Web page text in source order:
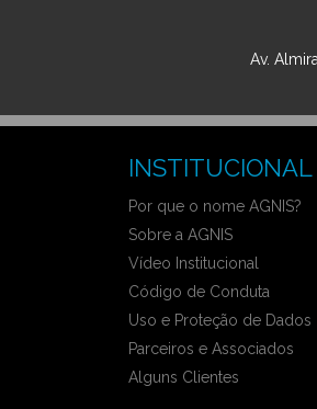
Av.
INSTITUCIONAL
Por que o nome AGNIS?
Sobre a AGNIS
Vídeo Institucional
Código de Conduta
Uso e Proteção de Dados
Parceiros e Associados
Alguns Clientes